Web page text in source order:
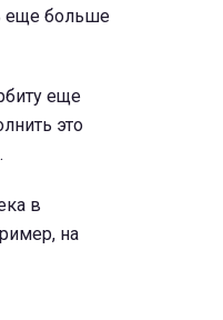
еще больше
еще
это
в
на